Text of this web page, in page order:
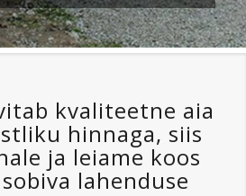
kvaliteetne aia
hinnaga, siis
ja leiame koos
lahenduse